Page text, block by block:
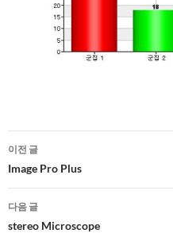
글
네
비
게
이전 글
Image Pro Plus
다음 글
stereo Microscope